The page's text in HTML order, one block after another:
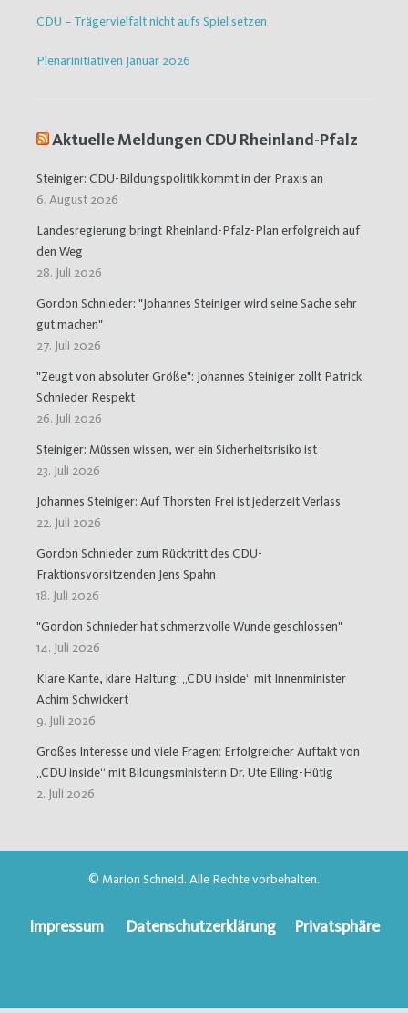
CDU – Trägervielfalt nicht aufs Spiel setzen
Plenarinitiativen Januar 2026
Aktuelle Meldungen CDU Rheinland-Pfalz
Steiniger: CDU-Bildungspolitik kommt in der Praxis an
6. August 2026
Landesregierung bringt Rheinland-Pfalz-Plan erfolgreich auf
den Weg
28. Juli 2026
Gordon Schnieder: "Johannes Steiniger wird seine Sache sehr
gut machen"
27. Juli 2026
"Zeugt von absoluter Größe": Johannes Steiniger zollt Patrick
Schnieder Respekt
26. Juli 2026
Steiniger: Müssen wissen, wer ein Sicherheitsrisiko ist
23. Juli 2026
Johannes Steiniger: Auf Thorsten Frei ist jederzeit Verlass
22. Juli 2026
Gordon Schnieder zum Rücktritt des CDU-
Fraktionsvorsitzenden Jens Spahn
18. Juli 2026
"Gordon Schnieder hat schmerzvolle Wunde geschlossen"
14. Juli 2026
Klare Kante, klare Haltung: „CDU inside“ mit Innenminister
Achim Schwickert
9. Juli 2026
Großes Interesse und viele Fragen: Erfolgreicher Auftakt von
„CDU inside“ mit Bildungsministerin Dr. Ute Eiling-Hütig
2. Juli 2026
© Marion Schneid. Alle Rechte vorbehalten.
Impressum Datenschutzerklärung Privatsphäre